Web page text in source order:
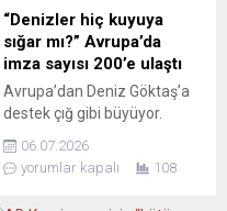
ulaşan ve burada mahsur
kalan 125 göçmenin tespit
edildiği belirtildi. Düzensiz
göçmenleri taşıyan
teknelerden birinin battığı da
ifade edildi. İtalya...
“Denizler hiç kuyuya
sığar mı?” Avrupa’da
imza sayısı 200’e ulaştı
Avrupa’dan Deniz Göktaş’a
destek çığ gibi büyüyor.
Avrupa’da başlatılan
dayanışma hareketi saatler
06.07.2026
yorumlar kapalı
108